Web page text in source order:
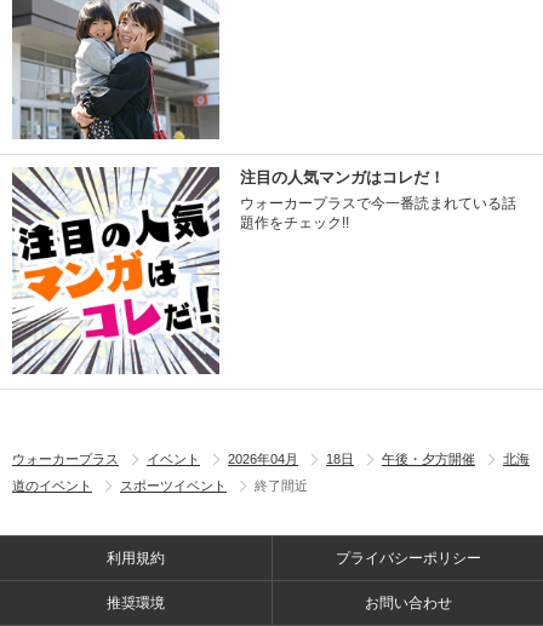
注目の人気マンガはコレだ！
ウォーカープラスで今一番読まれている話
題作をチェック!!
ウォーカープラス イベント 2026年04月 18日 午後・夕方開催
北海
道のイベント
スポーツイベント 終了間近
利用規約 プライバシーポリシー
推奨環境 お問い合わせ